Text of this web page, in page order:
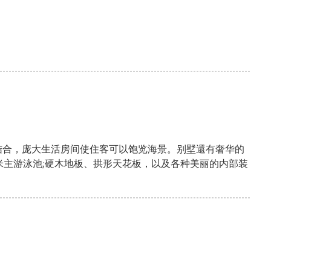
，庞大生活房间使住客可以饱览海景。别墅還有奢华的
游泳池;硬木地板、拱形天花板，以及各种美丽的内部装